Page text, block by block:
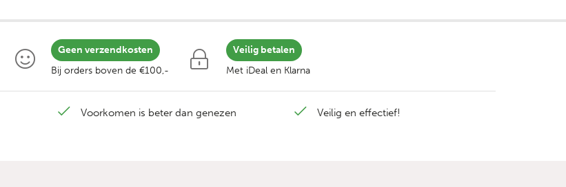
Geen verzendkosten
Bij orders boven de €100,-
Veilig betalen
Met iDeal en Klarna
Voorkomen is beter dan genezen Veilig en effectief!